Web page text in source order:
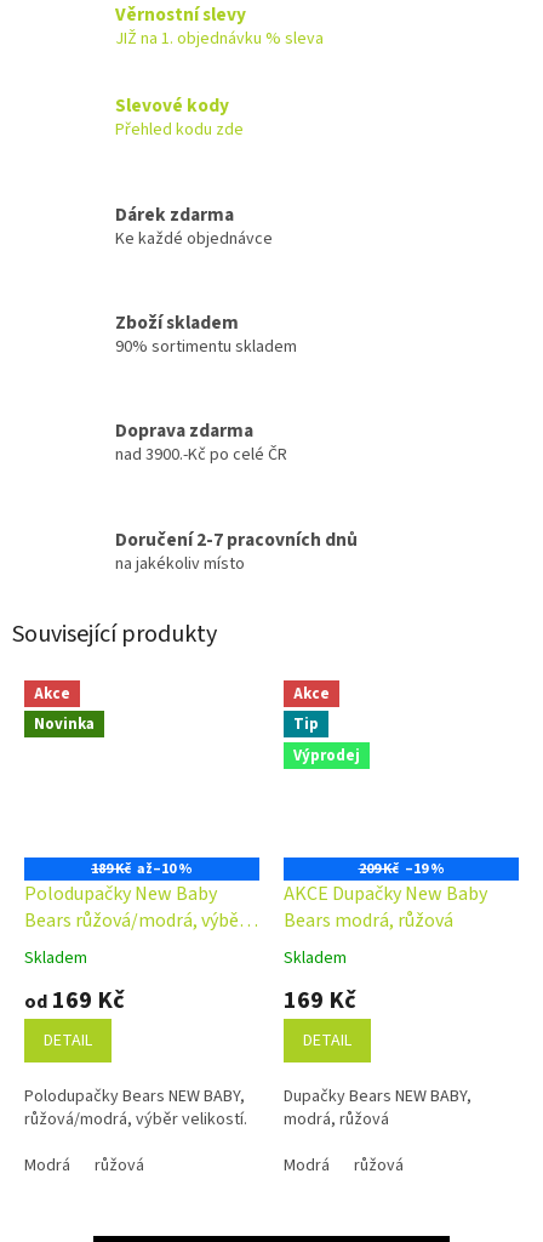
Věrnostní slevy
JIŽ na 1. objednávku % sleva
Slevové kody
Přehled kodu zde
Dárek zdarma
Ke každé objednávce
Zboží skladem
90% sortimentu skladem
Doprava zdarma
nad 3900.-Kč po celé ČR
Doručení 2-7 pracovních dnů
na jakékoliv místo
Související produkty
Akce
Novinka
189 Kč až–10 %
Polodupačky New Baby
Bears růžová/modrá, výběr
velikostí
Průměrné
produktu
5,0
5
hvězdiček.
Skladem
od 169 Kč
DETAIL
Polodupačky Bears NEW BABY,
růžová/modrá, výběr velikostí.
Modrá
růžová
Akce
Tip
Výprodej
209 Kč –19 %
AKCE Dupačky New Baby
Bears modrá, růžová
Průměrné
hodnocení
produktu
5,0
5
hvězdiček.
Skladem
169 Kč
DETAIL
Dupačky Bears NEW BABY,
modrá, růžová
Modrá
růžová